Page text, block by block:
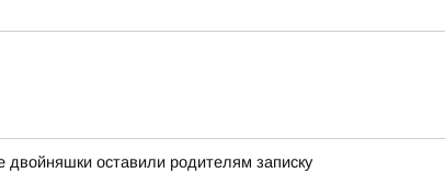
оставили родителям записку